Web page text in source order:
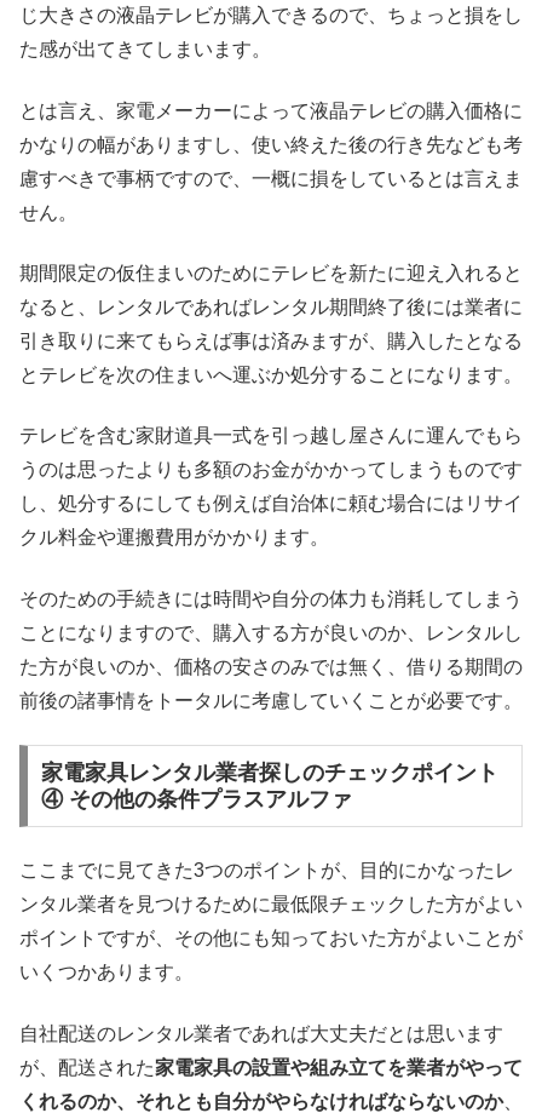
じ大きさの液晶テレビが購入できるので、ちょっと損をし
た感が出てきてしまいます。
とは言え、家電メーカーによって液晶テレビの購入価格に
かなりの幅がありますし、使い終えた後の行き先なども考
慮すべきで事柄ですので、一概に損をしているとは言えま
せん。
期間限定の仮住まいのためにテレビを新たに迎え入れると
なると、レンタルであればレンタル期間終了後には業者に
引き取りに来てもらえば事は済みますが、購入したとなる
とテレビを次の住まいへ運ぶか処分することになります。
テレビを含む家財道具一式を引っ越し屋さんに運んでもら
うのは思ったよりも多額のお金がかかってしまうものです
し、処分するにしても例えば自治体に頼む場合にはリサイ
クル料金や運搬費用がかかります。
そのための手続きには時間や自分の体力も消耗してしまう
ことになりますので、購入する方が良いのか、レンタルし
た方が良いのか、価格の安さのみでは無く、借りる期間の
前後の諸事情をトータルに考慮していくことが必要です。
家電家具レンタル業者探しのチェックポイント
④ その他の条件プラスアルファ
ここまでに見てきた3つのポイントが、目的にかなったレ
ンタル業者を見つけるために最低限チェックした方がよい
ポイントですが、その他にも知っておいた方がよいことが
いくつかあります。
自社配送のレンタル業者であれば大丈夫だとは思います
が、配送された家電家具の設置や組み立てを業者がやって
くれるのか、それとも自分がやらなければならないのか、